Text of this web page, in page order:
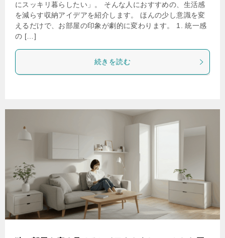
にスッキリ暮らしたい」。 そんな人におすすめの、生活感
を減らす収納アイデアを紹介します。 ほんの少し意識を変
えるだけで、お部屋の印象が劇的に変わります。 1. 統一感
の […]
続きを読む